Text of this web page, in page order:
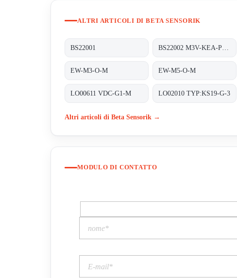
ALTRI ARTICOLI DI BETA SENSORIK
BS22001
EW-M3-O-M EW-M5-O-M
LO00611 VDC-G1-M LO02010 TYP:KS19-G-3
Altri articoli di Beta Sensorik →
MODULO DI CONTATTO